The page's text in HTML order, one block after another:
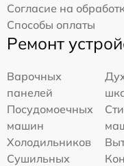
Согласие на
Способы оплаты
Ремонт
Варочных
панелей
Посудомоечных
машин
Холодильников
Сушильных